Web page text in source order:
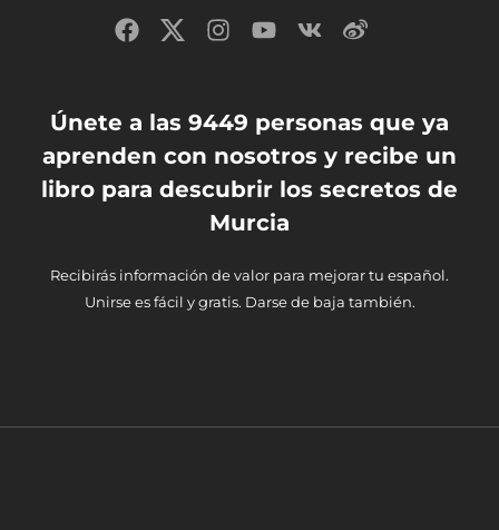
Únete a las 9449 personas que ya
aprenden con nosotros y recibe un
libro para descubrir los secretos de
Murcia
Recibirás información de valor para mejorar tu español.
Unirse es fácil y gratis. Darse de baja también.